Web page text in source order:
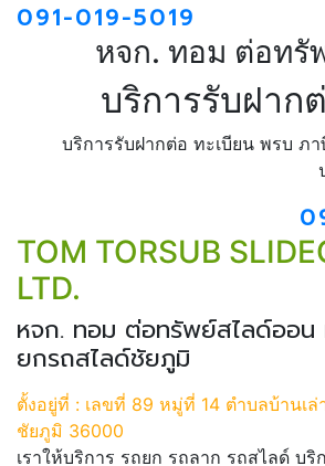
091-019-5019
หจก. ทอม ต่อทรั
บริการรับฝาก
บริการรับฝากต่อ ทะเบียน พรบ ภ
TOM TORSUB
LTD.
หจก. ทอม ต่อทรัพย์สไลด์ออน
ยกรถสไลด์ชัยภูมิ
ตั้งอยู่ที่ : เลขที่ 89 หมู่ที่ 14 ตำบลบ้านเล่
ชัยภูมิ 36000
เราให้บริการ รถยก รถลาก รถสไลด์ บริ